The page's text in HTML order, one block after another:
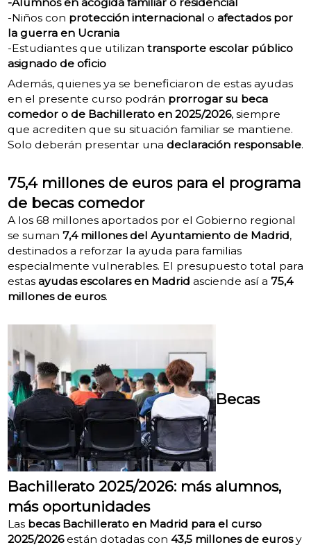
-Niños con protección internacional o afectados por
la guerra en Ucrania
-Estudiantes que utilizan transporte escolar público
asignado de oficio
Además, quienes ya se beneficiaron de estas ayudas
en el presente curso podrán prorrogar su beca
comedor o de Bachillerato en 2025/2026, siempre
que acrediten que su situación familiar se mantiene.
Solo deberán presentar una declaración responsable.
75,4 millones de euros para el programa
de becas comedor
A los 68 millones aportados por el Gobierno regional
se suman 7,4 millones del Ayuntamiento de Madrid,
destinados a reforzar la ayuda para familias
especialmente vulnerables. El presupuesto total para
estas ayudas escolares en Madrid asciende así a 75,4
millones de euros.
Becas
Bachillerato 2025/2026: más alumnos,
más oportunidades
Las becas Bachillerato en Madrid para el curso
2025/2026están dotadas con 43,5 millones de eurosy